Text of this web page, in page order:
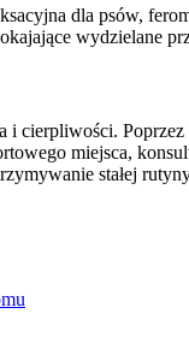
dla psów,
wydzielane
cierpliwości.
miejsca,
stałej